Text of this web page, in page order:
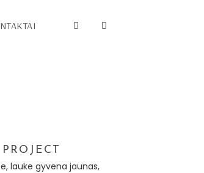
lauke gyvena jaunas,